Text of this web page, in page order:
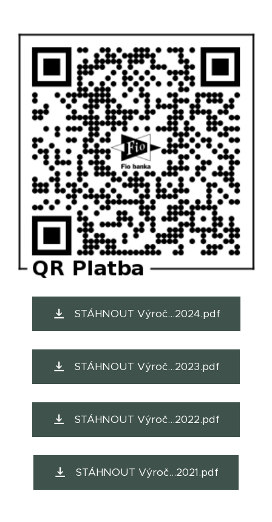
STÁHNOUT Výroč...2024.pdf
STÁHNOUT Výroč...2023.pdf
STÁHNOUT Výroč...2022.pdf
STÁHNOUT Výroč...2021.pdf